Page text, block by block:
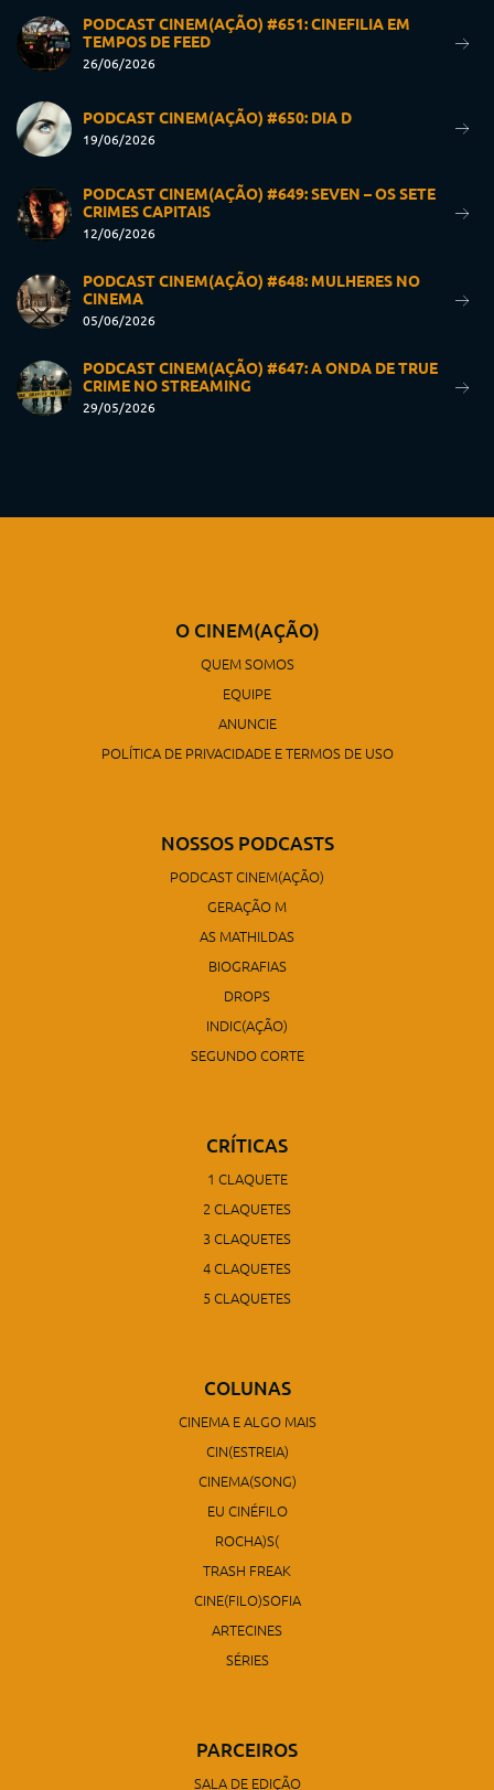
PODCAST CINEM(AÇÃO) #651: CINEFILIA EM
TEMPOS DE FEED
26/06/2026
PODCAST CINEM(AÇÃO) #650: DIA D
19/06/2026
PODCAST CINEM(AÇÃO) #649: SEVEN – OS SETE
CRIMES CAPITAIS
12/06/2026
PODCAST CINEM(AÇÃO) #648: MULHERES NO
CINEMA
05/06/2026
PODCAST CINEM(AÇÃO) #647: A ONDA DE TRUE
CRIME NO STREAMING
29/05/2026
O CINEM(AÇÃO)
QUEM SOMOS
EQUIPE
ANUNCIE
POLÍTICA DE PRIVACIDADE E TERMOS DE USO
NOSSOS PODCASTS
PODCAST CINEM(AÇÃO)
GERAÇÃO M
AS MATHILDAS
BIOGRAFIAS
DROPS
INDIC(AÇÃO)
SEGUNDO CORTE
CRÍTICAS
1 CLAQUETE
2 CLAQUETES
3 CLAQUETES
4 CLAQUETES
5 CLAQUETES
COLUNAS
CINEMA E ALGO MAIS
CIN(ESTREIA)
CINEMA(SONG)
EU CINÉFILO
ROCHA)S(
TRASH FREAK
CINE(FILO)SOFIA
ARTECINES
SÉRIES
PARCEIROS
SALA DE EDIÇÃO